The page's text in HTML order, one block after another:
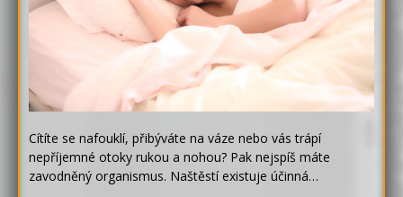
Cítíte se nafouklí, přibýváte na váze nebo vás trápí
nepříjemné otoky rukou a nohou? Pak nejspíš máte
zavodněný organismus. Naštěstí existuje účinná…